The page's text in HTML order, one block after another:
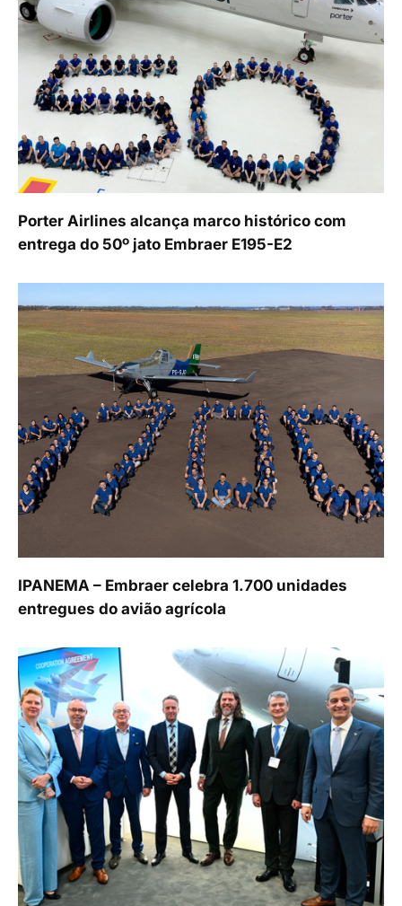
Porter Airlines alcança marco histórico com
entrega do 50º jato Embraer E195-E2
IPANEMA – Embraer celebra 1.700 unidades
entregues do avião agrícola